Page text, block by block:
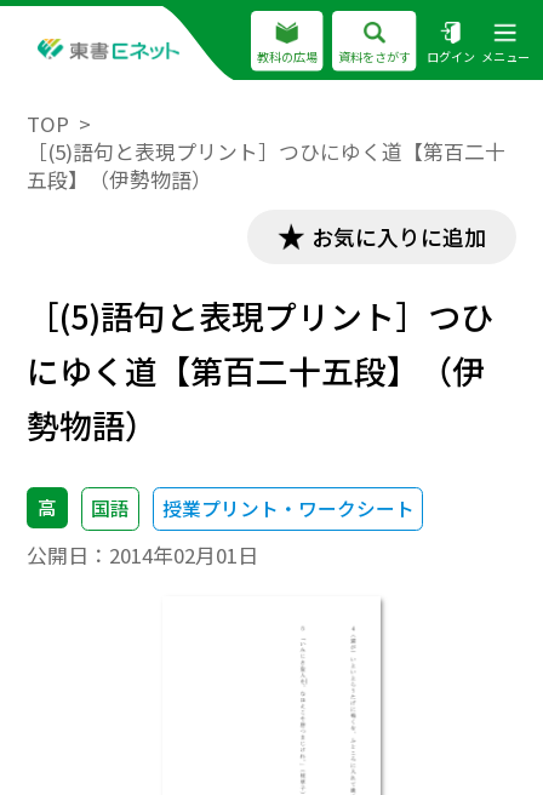
教科の広場 資料をさがす ログイン メニュー
TOP
［(5)語句と表現プリント］つひにゆく道【第百二十
五段】（伊勢物語）
お気に入りに追加
［(5)語句と表現プリント］つひ
にゆく道【第百二十五段】（伊
勢物語）
高 国語 授業プリント・ワークシート
公開日： 2014年02月01日